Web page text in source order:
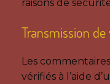
raisons de
Transmission
Les
vérifiés à l’aide